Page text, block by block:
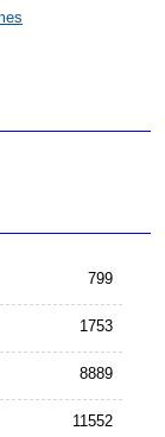
799
1753
8889
11552